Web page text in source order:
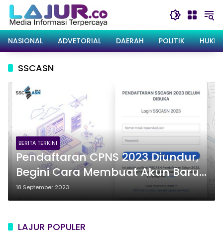
Langsung
konten
NASIONAL
ADVETORIAL DAERAH POLITIK
SSCASN
BERITA TERKINI
Pendaftaran CPNS 2023 Diundur,
Begini Cara Membuat Akun Baru
SSCASN
18 September 2023
LAJUR POPULER